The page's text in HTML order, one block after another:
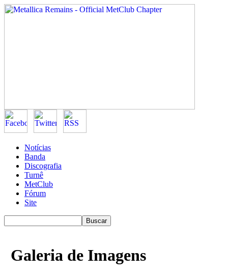
Notícias
Banda
Discografia
Turnê
MetClub
Fórum
Site
Galeria de Imagens